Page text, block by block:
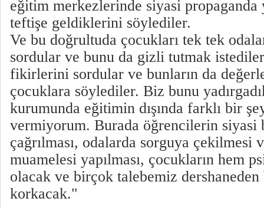
eğitim merkezlerinde siyasi propaganda
teftişe geldiklerini söylediler.
Ve bu doğrultuda çocukları tek tek
sordular ve bunu da gizli tutmak
fikirlerini sordular ve bunların da
çocuklara söylediler. Biz bunu
kurumunda eğitimin dışında farklı bir
vermiyorum. Burada öğrencilerin siyasi
çağrılması, odalarda sorguya çekilmesi
muamelesi yapılması, çocukların hem
olacak ve birçok talebemiz
korkacak."